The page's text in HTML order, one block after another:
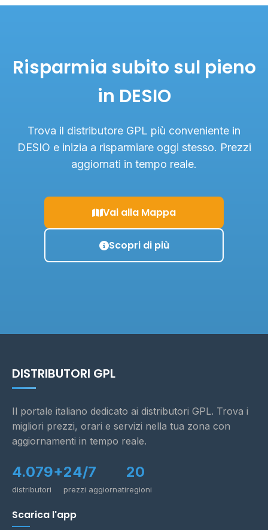
Risparmia subito sul pieno
in DESIO
Trova il distributore GPL più conveniente in
DESIO e inizia a risparmiare oggi stesso. Prezzi
aggiornati in tempo reale.
Vai alla Mappa
Scopri di più
DISTRIBUTORI GPL
Il portale italiano dedicato ai distributori GPL. Trova i
migliori prezzi, orari e servizi nella tua zona con
aggiornamenti in tempo reale.
4.079+
distributori
24/7
prezzi aggiornati
20
regioni
Scarica l'app